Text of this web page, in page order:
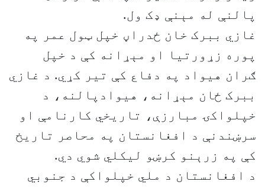
پالنې له مېنې ډک ول.
غازي ببرک خان ځدراڼ خپل ټول عمر په
پوره زړورتیا او مېړانه کې د خپل
ګران هیواد په دفاع کې تیر کړي. د غازي
ببرک ځان مېړانه، هیوادپالنه، د
خپلواکۍ مبارزې، تاریخي کارنامې او
سرښندنې د افغانستان په محاصر تاريخ
کې په زرېنو کرښو لیکلي شوي دي.
د افغانستان د ملي خپلواکې د جنوبي